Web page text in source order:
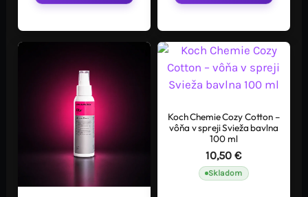
Koch Chemie Cozy Cotton –
vôňa v spreji Svieža bavlna
100 ml
10,50€
Skladom